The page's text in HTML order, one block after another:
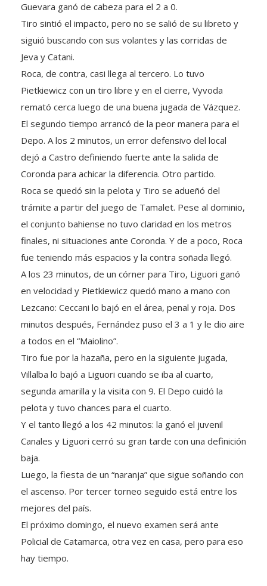
Tiro sintió el impacto, pero no se salió de su libreto y
siguió buscando con sus volantes y las corridas de
Jeva y Catani.
Roca, de contra, casi llega al tercero. Lo tuvo
Pietkiewicz con un tiro libre y en el cierre, Vyvoda
remató cerca luego de una buena jugada de Vázquez.
El segundo tiempo arrancó de la peor manera para el
Depo. A los 2 minutos, un error defensivo del local
dejó a Castro definiendo fuerte ante la salida de
Coronda para achicar la diferencia. Otro partido.
Roca se quedó sin la pelota y Tiro se adueñó del
trámite a partir del juego de Tamalet. Pese al dominio,
el conjunto bahiense no tuvo claridad en los metros
finales, ni situaciones ante Coronda. Y de a poco, Roca
fue teniendo más espacios y la contra soñada llegó.
A los 23 minutos, de un córner para Tiro, Liguori ganó
en velocidad y Pietkiewicz quedó mano a mano con
Lezcano: Ceccani lo bajó en el área, penal y roja. Dos
minutos después, Fernández puso el 3 a 1 y le dio aire
a todos en el “Maiolino”.
Tiro fue por la hazaña, pero en la siguiente jugada,
Villalba lo bajó a Liguori cuando se iba al cuarto,
segunda amarilla y la visita con 9. El Depo cuidó la
pelota y tuvo chances para el cuarto.
Y el tanto llegó a los 42 minutos: la ganó el juvenil
Canales y Liguori cerró su gran tarde con una definición
baja.
Luego, la fiesta de un “naranja” que sigue soñando con
el ascenso. Por tercer torneo seguido está entre los
mejores del país.
El próximo domingo, el nuevo examen será ante
Policial de Catamarca, otra vez en casa, pero para eso
hay tiempo.